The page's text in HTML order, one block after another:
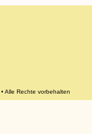
• Alle Rechte vorbehalten